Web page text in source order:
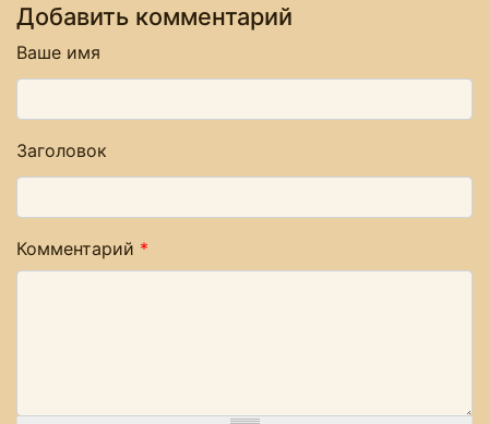
Добавить комментарий
Ваше имя
Заголовок
Комментарий *